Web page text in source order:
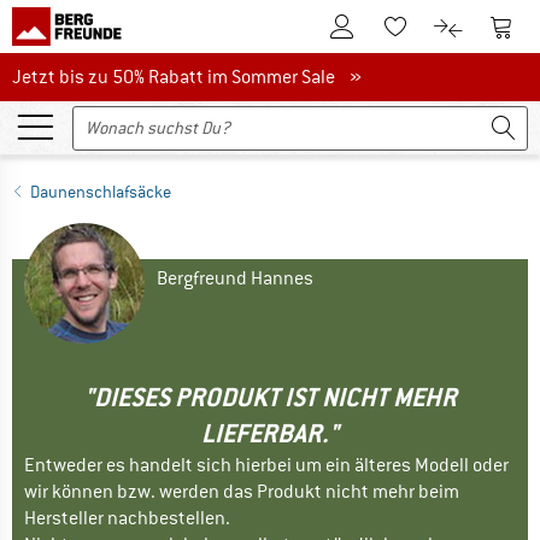
Zum KundenkontoZum Merkzettel.
Zum Zum
Jetzt bis zu 50% Rabatt im Sommer Sale
Jetzt bis zu 50% Rabatt im Sommer Sale »
Daunenschlafsäcke
Bergfreund Hannes
"DIESES PRODUKT IST NICHT MEHR
LIEFERBAR."
Entweder es handelt sich hierbei um ein älteres Modell oder
wir können bzw. werden das Produkt nicht mehr beim
Hersteller nachbestellen.